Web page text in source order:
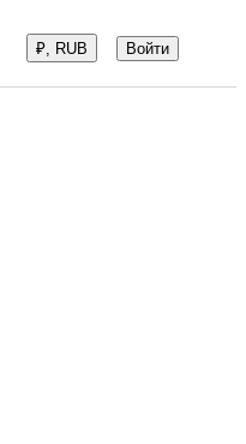
₽, RUB Войти